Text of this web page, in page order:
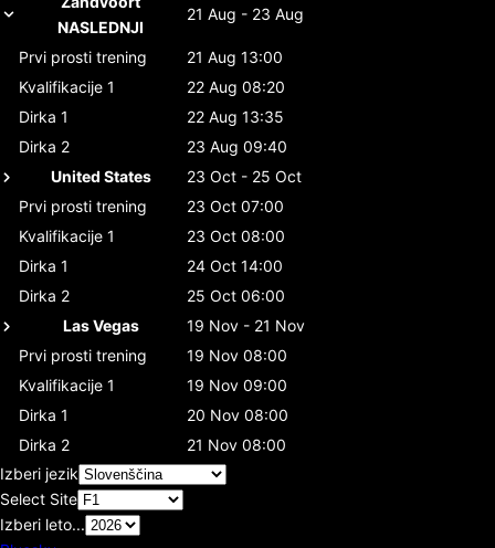
NASLEDNJI
21 Aug - 23 Aug
Prvi prosti trening
21 Aug 13:00
Kvalifikacije 1
22 Aug 08:20
Dirka 1
22 Aug 13:35
Dirka 2
23 Aug 09:40
United States
23 Oct - 25 Oct
Prvi prosti trening
23 Oct 07:00
Kvalifikacije 1
23 Oct 08:00
Dirka 1
24 Oct 14:00
Dirka 2
25 Oct 06:00
Las Vegas
19 Nov - 21 Nov
Prvi prosti trening
19 Nov 08:00
Kvalifikacije 1
19 Nov 09:00
Dirka 1
20 Nov 08:00
Dirka 2
21 Nov 08:00
Izberi jezik
Select Site
Izberi leto...